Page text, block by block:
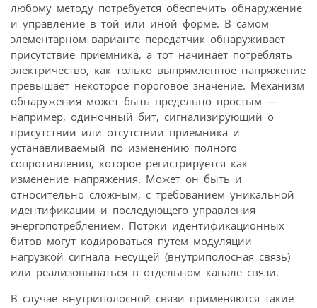
любому методу потребуется обеспечить обнаружение
и управление в той или иной форме. В самом
элементарном варианте передатчик обнаруживает
присутствие приемника, а тот начинает потреблять
электричество, как только выпрямленное напряжение
превышает некоторое пороговое значение. Механизм
обнаружения может быть предельно простым —
например, одиночный бит, сигнализирующий о
присутствии или отсутствии приемника и
устанавливаемый по изменению полного
сопротивления, которое регистрируется как
изменение напряжения. Может он быть и
относительно сложным, с требованием уникальной
идентификации и последующего управления
энергопотреблением. Потоки идентификационных
битов могут кодироваться путем модуляции
нагрузкой сигнала несущей (внутриполосная связь)
или реализовываться в отдельном канале связи.
В случае внутриполосной связи применяются такие